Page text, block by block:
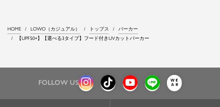
HOME LOWO（カジュアル） トップス
パーカー
【UPF50+】【選べる3タイプ】フード付きUVカットパーカー
FOLLOW US